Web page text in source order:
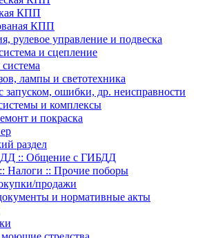
КПП
КПП
рулевое управление и подвеска
и сцепление
лампы и светотехника
ошибки, др. неисправности
и комплексы
и покраска
раздел
:: Общение с ГИБДД
Налоги :: Прочие поборы
продажи
и нормативные акты